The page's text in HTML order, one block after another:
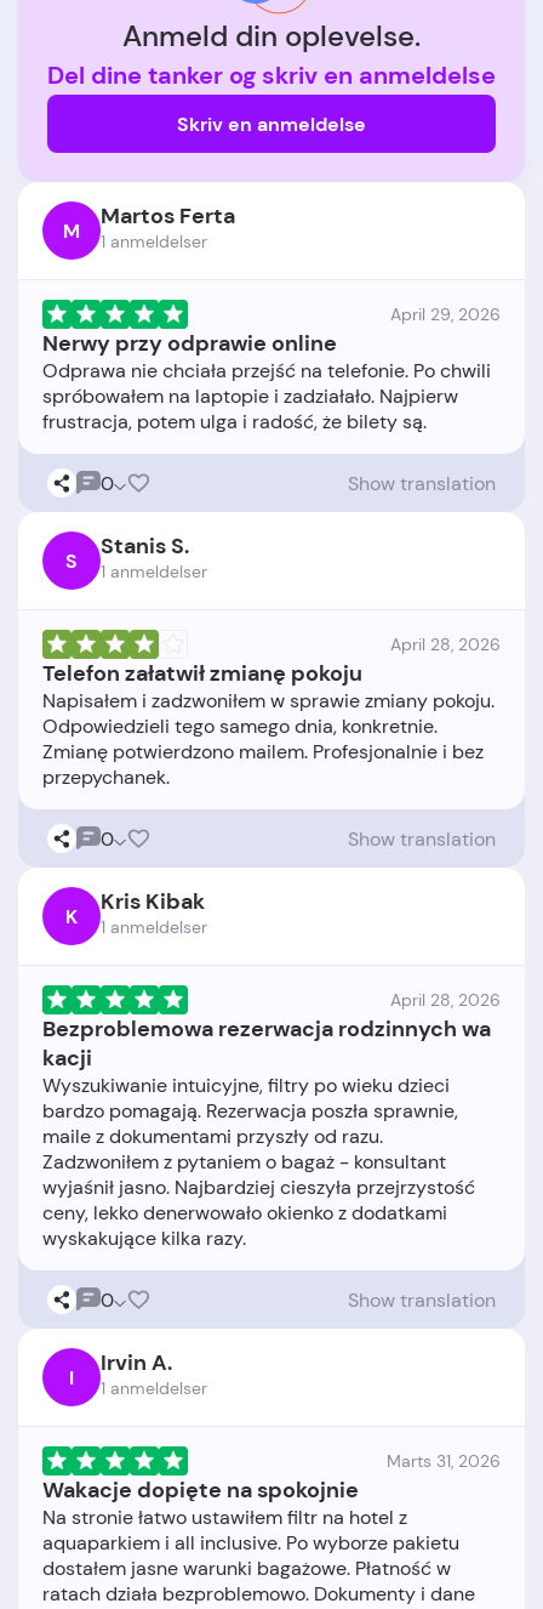
Anmeld din oplevelse.
Del dine tanker og skriv en anmeldelse
Skriv en anmeldelse
M Martos Ferta
1 anmeldelser
April 29, 2026
Nerwy przy odprawie online
Odprawa nie chciała przejść na telefonie. Po chwili
spróbowałem na laptopie i zadziałało. Najpierw
0 Show translation
S Stanis S.
1 anmeldelser
April 28, 2026
Telefon załatwił zmianę pokoju
Napisałem i zadzwoniłem w sprawie zmiany pokoju.
Odpowiedzieli tego samego dnia, konkretnie.
Zmianę potwierdzono mailem. Profesjonalnie i bez
0 Show translation
K Kris Kibak
1 anmeldelser
April 28, 2026
Bezproblemowa rezerwacja rodzinnych wa
kacji
Wyszukiwanie intuicyjne, filtry po wieku dzieci
bardzo pomagają. Rezerwacja poszła sprawnie,
maile z dokumentami przyszły od razu.
Zadzwoniłem z pytaniem o bagaż - konsultant
wyjaśnił jasno. Najbardziej cieszyła przejrzystość
ceny, lekko denerwowało okienko z dodatkami
0 Show translation
I Irvin A.
1 anmeldelser
Marts 31, 2026
Wakacje dopięte na spokojnie
Na stronie łatwo ustawiłem filtr na hotel z
aquaparkiem i all inclusive. Po wyborze pakietu
dostałem jasne warunki bagażowe. Płatność w
ratach działa bezproblemowo. Dokumenty i dane